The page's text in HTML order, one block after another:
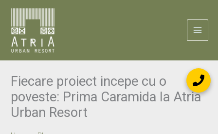
content
Fiecare proiect incepe cu o
poveste: Prima Caramida la Atria
Urban Resort